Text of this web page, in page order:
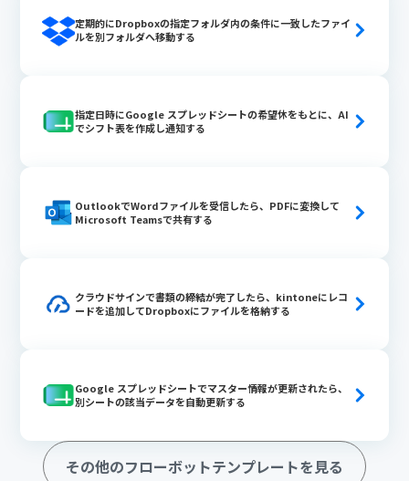
定期的にDropboxの指定フォルダ内の条件に一致したファイ
ルを別フォルダへ移動する
指定日時にGoogle スプレッドシートの希望休をもとに、AI
でシフト表を作成し通知する
OutlookでWordファイルを受信したら、PDFに変換して
Microsoft Teamsで共有する
クラウドサインで書類の締結が完了したら、kintoneにレコ
ードを追加してDropboxにファイルを格納する
Google スプレッドシートでマスター情報が更新されたら、
別シートの該当データを自動更新する
その他のフローボットテンプレートを見る